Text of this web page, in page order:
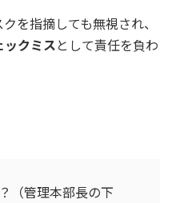
を指摘しても無視され、
ックミスとして責任を負わ
（管理本部長の下